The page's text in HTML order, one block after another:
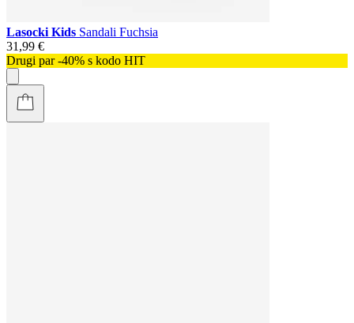
Lasocki Kids Sandali Fuchsia
31,99 €
Drugi par -40% s kodo HIT